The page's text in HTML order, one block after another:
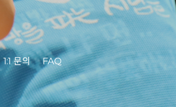
1:1 문의 FAQ